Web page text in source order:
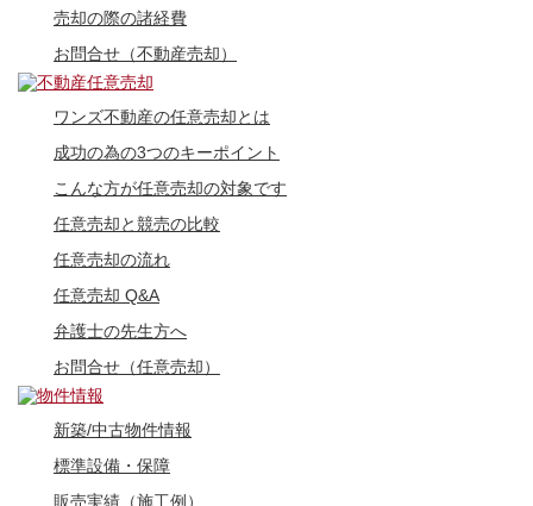
売却の際の諸経費
お問合せ（不動産売却）
ワンズ不動産の任意売却とは
成功の為の3つのキーポイント
こんな方が任意売却の対象です
任意売却と競売の比較
任意売却の流れ
任意売却 Q&A
弁護士の先生方へ
お問合せ（任意売却）
新築/中古物件情報
標準設備・保障
販売実績（施工例）